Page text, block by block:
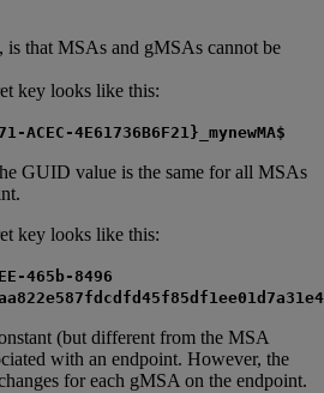
is that MSAs and gMSAs cannot be
key looks like this:
ACEC-4E61736B6F21}_mynewMA$
GUID value is the same for all MSAs
key looks like this:
465b-8496
(but different from the MSA
with an endpoint. However, the
for each gMSA on the endpoint.